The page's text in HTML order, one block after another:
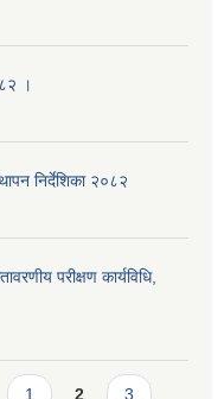
।
निर्देशिका २०८२
परीक्षण कार्यविधि,
1 2 3